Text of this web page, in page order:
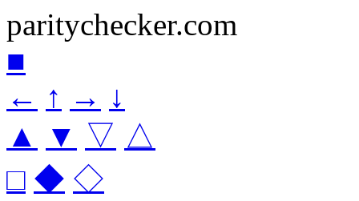
paritychecker.com
■
← ↑ → ↓
▲
▼ ▽ △
□ ◆ ◇